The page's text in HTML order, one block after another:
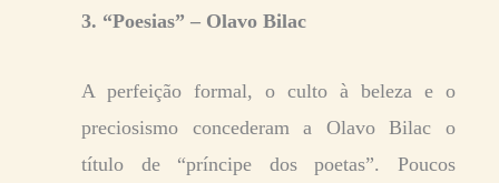
3. “Poesias” – Olavo Bilac
A perfeição formal, o culto à beleza e o
preciosismo concederam a Olavo Bilac o
título de “príncipe dos poetas”. Poucos